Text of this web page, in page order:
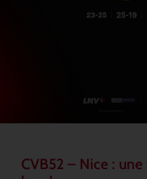
CVB52 – Nice :